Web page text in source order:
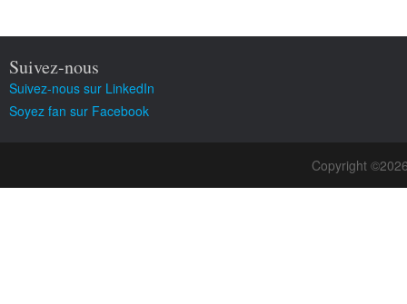
Suivez-nous
Suivez-nous sur LinkedIn
Soyez fan sur Facebook
Copyright